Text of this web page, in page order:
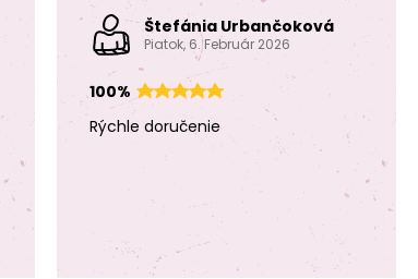
Štefánia Urbančoková
Piatok, 6. Február 2026
100%
Rýchle doručenie